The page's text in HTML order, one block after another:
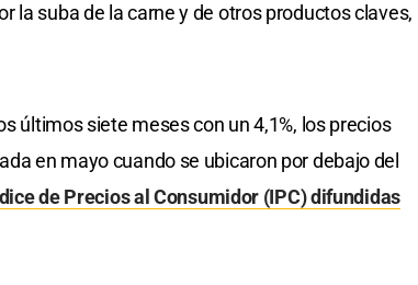
la suba de la carne y de otros productos claves,
últimos siete meses con un 4,1%, los precios
en mayo cuando se ubicaron por debajo del
de Precios al Consumidor (IPC) difundidas